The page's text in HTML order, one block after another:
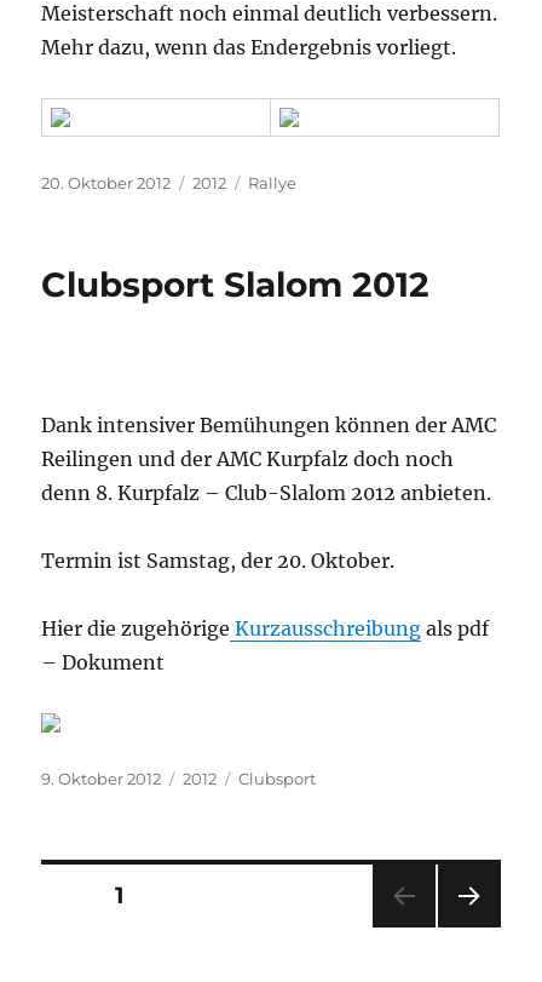
Meisterschaft noch einmal deutlich verbessern.
Mehr dazu, wenn das Endergebnis vorliegt.
Veröffentlicht
20. Oktober 2012 Kategorien
2012 Schlagwörter
Rallye
Clubsport Slalom 2012
Dank intensiver Bemühungen können der AMC
Reilingen und der AMC Kurpfalz doch noch
denn 8. Kurpfalz – Club-Slalom 2012 anbieten.
Termin ist Samstag, der 20. Oktober.
Hier die zugehörige Kurzausschreibung als pdf
– Dokument
Veröffentlicht
9. Oktober 2012 Kategorien
2012 Schlagwörter
Clubsport
Seitennummerierung
SEITE1